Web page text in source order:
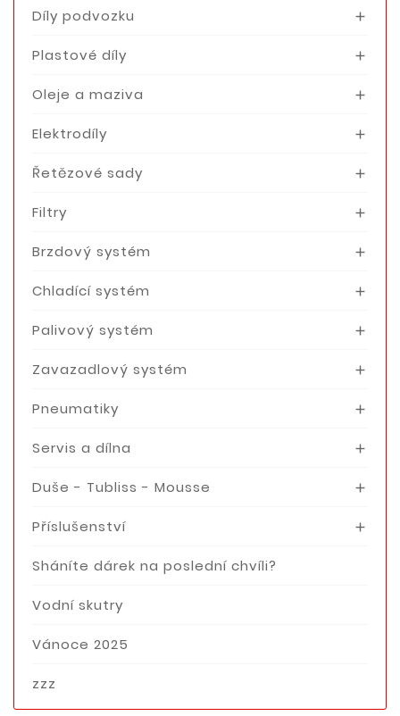
Díly podvozku 
Plastové díly 
Oleje a maziva 
Elektrodíly 
Řetězové sady 
Filtry 
Brzdový systém 
Chladící systém 
Palivový systém 
Zavazadlový systém 
Pneumatiky 
Servis a dílna 
Duše - Tubliss - Mousse 
Příslušenství 
Sháníte dárek na poslední chvíli?
Vodní skutry
Vánoce 2025
zzz